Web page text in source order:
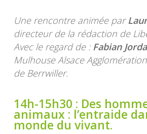
Une rencontre animée par
directeur de la rédaction de
Avec le regard de : Fabian
Mulhouse Alsace
de Berrwiller.
14h-15h30 : Des
animaux : l’entraide
monde du vivant.